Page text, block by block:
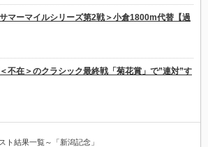
マーマイルシリーズ第2戦＞小倉1800m代替【過
不在＞のクラシック最終戦「菊花賞」で”連対”す
ト結果一覧～「新潟記念」